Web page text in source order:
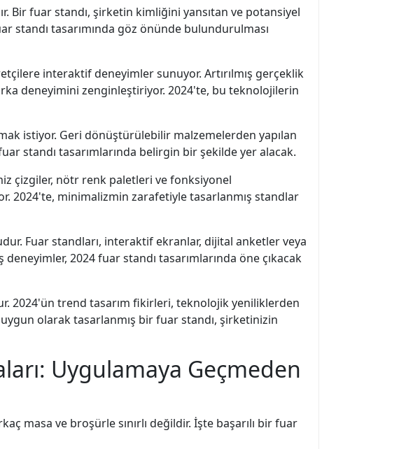
Bir fuar standı, şirketin kimliğini yansıtan ve potansiyel
standı tasarımında göz önünde bulundurulması
interaktif deneyimler sunuyor. Artırılmış gerçeklik
deneyimini zenginleştiriyor. 2024'te, bu teknolojilerin
istiyor. Geri dönüştürülebilir malzemelerden yapılan
standı tasarımlarında belirgin bir şekilde yer alacak.
çizgiler, nötr renk paletleri ve fonksiyonel
2024'te, minimalizmin zarafetiyle tasarlanmış standlar
Fuar standları, interaktif ekranlar, dijital anketler veya
2024 fuar standı tasarımlarında öne çıkacak
2024'ün trend tasarım fikirleri, teknolojik yeniliklerden
olarak tasarlanmış bir fuar standı, şirketinizin
Uygulamaya Geçmeden
masa ve broşürle sınırlı değildir. İşte başarılı bir fuar